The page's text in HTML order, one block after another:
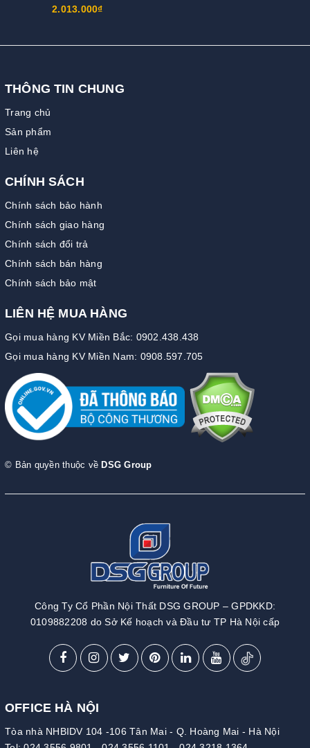
2.013.000₫
THÔNG TIN CHUNG
Trang chủ
Sản phẩm
Liên hệ
CHÍNH SÁCH
Chính sách bảo hành
Chính sách giao hàng
Chính sách đổi trả
Chính sách bán hàng
Chính sách bảo mật
LIÊN HỆ MUA HÀNG
Gọi mua hàng KV Miền Bắc: 0902.438.438
Gọi mua hàng KV Miền Nam: 0908.597.705
© Bản quyền thuộc về DSG Group
Công Ty Cổ Phần Nội Thất DSG GROUP – GPDKKD:
0109882208 do Sở Kế hoạch và Đầu tư TP Hà Nội cấp
OFFICE HÀ NỘI
Tòa nhà NHBIDV 104 -106 Tân Mai - Q. Hoàng Mai - Hà Nội